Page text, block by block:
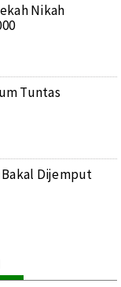
Nikah
Tuntas
Dijemput